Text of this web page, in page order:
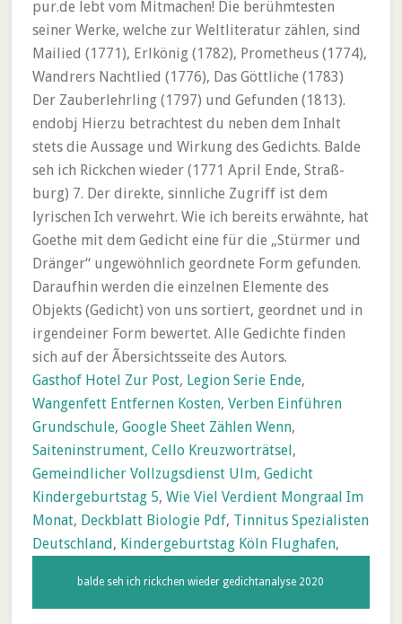
Gasthof Hotel Zur Post, Legion Serie Ende,
Wangenfett Entfernen Kosten, Verben Einführen
Grundschule, Google Sheet Zählen Wenn,
Saiteninstrument, Cello Kreuzworträtsel,
Gemeindlicher Vollzugsdienst Ulm, Gedicht
Kindergeburtstag 5, Wie Viel Verdient Mongraal Im
Monat, Deckblatt Biologie Pdf, Tinnitus Spezialisten
Deutschland, Kindergeburtstag Köln Flughafen,
balde seh ich rickchen wieder gedichtanalyse 2020